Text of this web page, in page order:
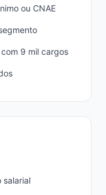
ou CNAE
9 mil cargos
salarial